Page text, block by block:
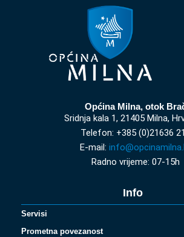
Općina Milna, otok
Sridnja kala 1, 21405 Milna,
Telefon: +385 (0)21636
E-mail:
Radno vrijeme: 07-15h
Info
Servisi
Prometna povezanost